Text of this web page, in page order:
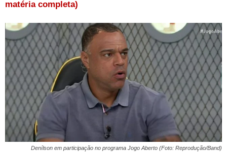
matéria completa)
Denílson em participação no programa Jogo Aberto (Foto: Reprodução/Band)